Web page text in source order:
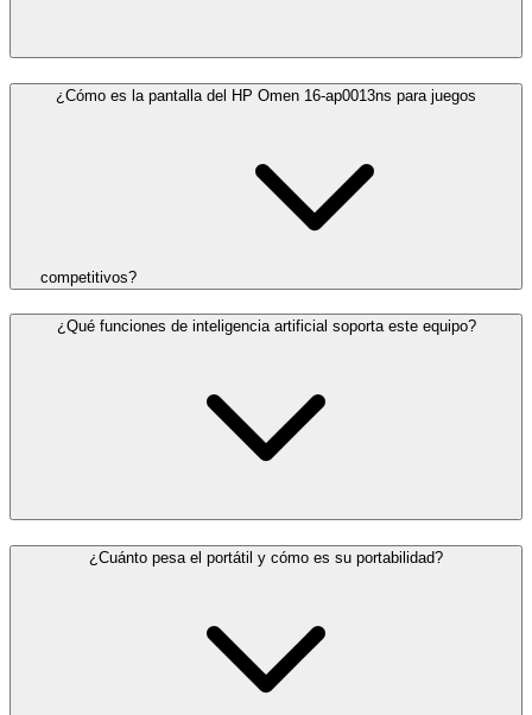
¿Cómo es la pantalla del HP Omen 16-ap0013ns para juegos
competitivos?
¿Qué funciones de inteligencia artificial soporta este equipo?
¿Cuánto pesa el portátil y cómo es su portabilidad?